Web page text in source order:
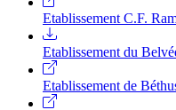
Etablissement C.F.
Etablissement du
Etablissement de